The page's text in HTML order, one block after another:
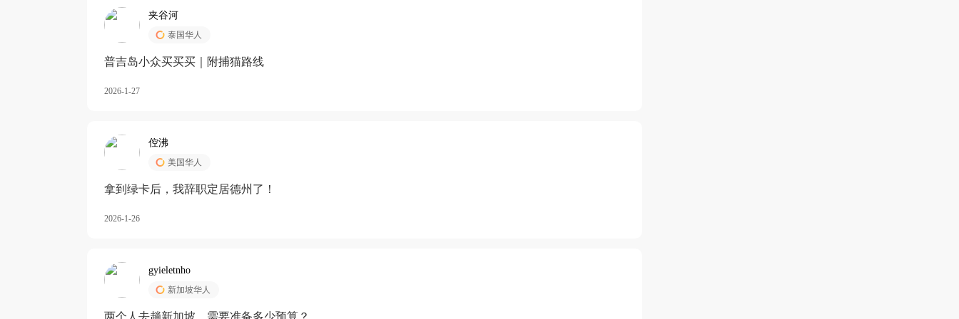
夹谷河
泰国华人
️普吉岛小众买买买｜附捕猫路线
2026-1-27
倥沸
美国华人
拿到绿卡后，我辞职定居德州了！
2026-1-26
gyieletnho
新加坡华人
两个人去趟新加坡，需要准备多少预算？